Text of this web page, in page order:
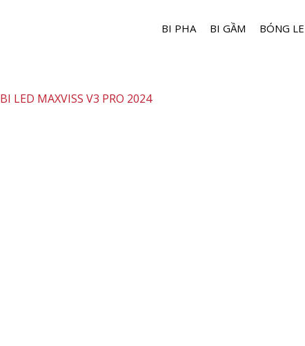
BI PHA BI GẦM BÓNG
BI LED MAXVISS V3 PRO 2024